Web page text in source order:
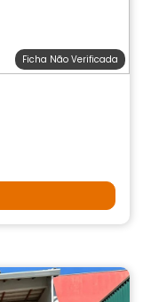
Ficha Não Verificada